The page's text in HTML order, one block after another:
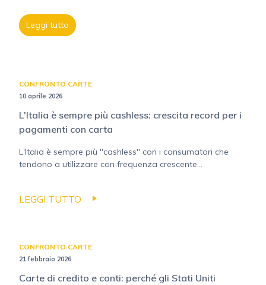
Leggi tutto
CONFRONTO CARTE
10 aprile 2026
L'Italia è sempre più cashless: crescita record per i
pagamenti con carta
L'Italia è sempre più "cashless" con i consumatori che
tendono a utilizzare con frequenza crescente...
LEGGI TUTTO
CONFRONTO CARTE
21 febbraio 2026
Carte di credito e conti: perché gli Stati Uniti